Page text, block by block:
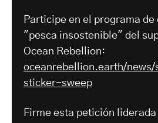
Participe en el programa
"pesca insostenible" del
Ocean Rebellion:
oceanrebellion.earth/
sticker-sweep
Firme esta petición liderada